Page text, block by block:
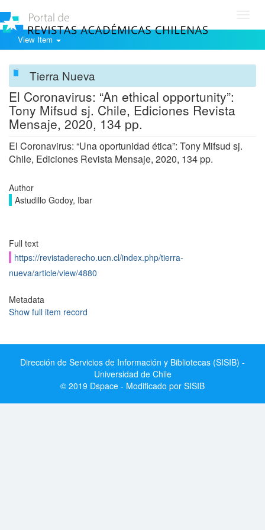
View Item
Tierra Nueva
El Coronavirus: “An ethical opportunity”:
Tony Mifsud sj. Chile, Ediciones Revista
Mensaje, 2020, 134 pp.
El Coronavirus: “Una oportunidad ética”: Tony Mifsud sj.
Chile, Ediciones Revista Mensaje, 2020, 134 pp.
Author
Astudillo Godoy, Ibar
Full text
https://revistaderecho.ucn.cl/index.php/tierra-
nueva/article/view/4880
Metadata
Show full item record
Dirección de Servicios de Información y Bibliotecas (SISIB) -
Universidad de Chile
© 2019 Dspace - Modificado por SISIB